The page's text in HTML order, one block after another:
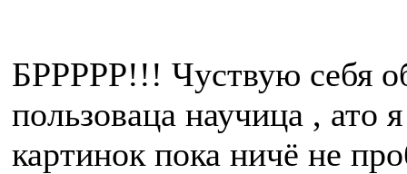
БРРРРР!!! Чуствую себя
пользоваца научица , ато
картинок пока ничё не